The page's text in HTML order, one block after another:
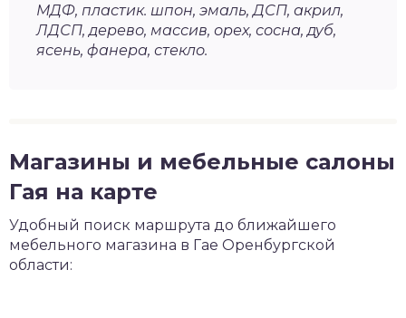
МДФ, пластик. шпон, эмаль, ДСП, акрил,
ЛДСП, дерево, массив, орех, сосна, дуб,
ясень, фанера, стекло.
Магазины и мебельные салоны
Гая на карте
Удобный поиск маршрута до ближайшего
мебельного магазина в Гае Оренбургской
области: